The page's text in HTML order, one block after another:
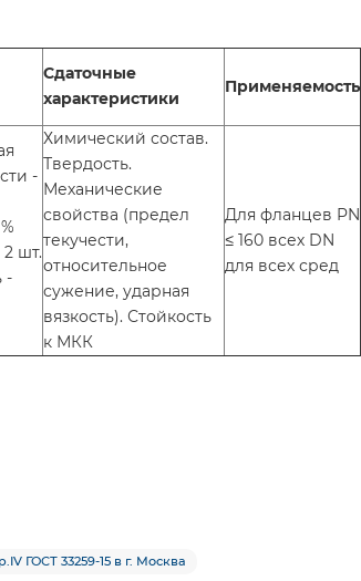
Сдаточные
характеристики
Применяемость
-
шт.
-
Химический состав.
Твердость.
Механические
свойства (предел
текучести,
относительное
сужение, ударная
вязкость). Стойкость
к МКК
Для фланцев PN
≤ 160 всех DN
для всех сред
ГОСТ 33259-15 в г. Москва